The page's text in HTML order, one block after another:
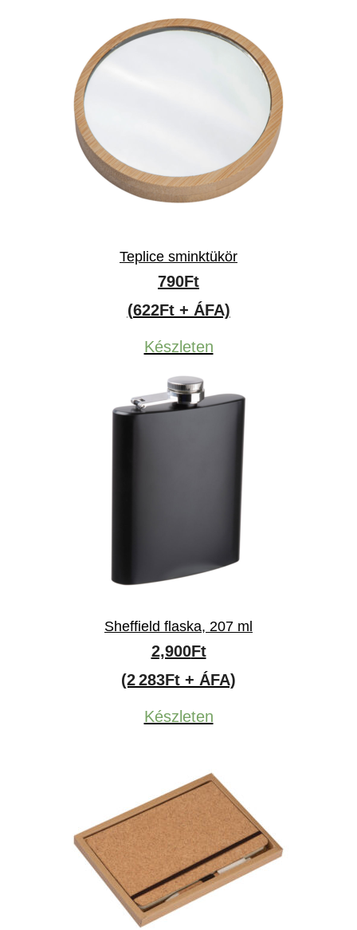
Teplice sminktükör
790Ft
(622Ft + ÁFA)
Készleten
Sheffield flaska, 207 ml
2,900Ft
(2 283Ft + ÁFA)
Készleten